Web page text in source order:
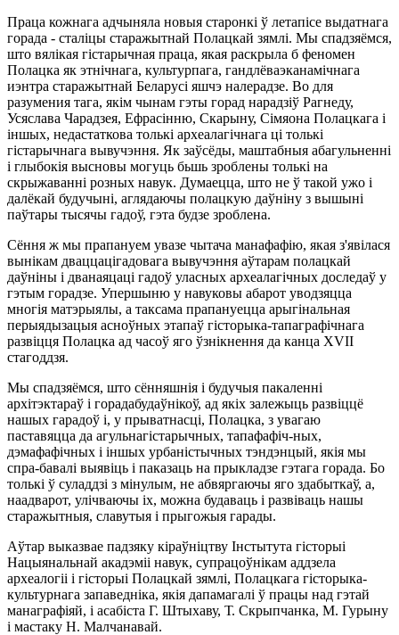
Праца кожнага адчыняла новыя старонкi ў летапiсе выдатнага
горада - сталiцы старажытнай Полацкай зямлi. Мы спадзяёмся,
што вялiкая гiстарычная праца, якая раскрыла б феномен
Полацка як этнiчнага, культурпага, гандлёваэканамiчнага
иэнтра старажытнай Беларусi яшчэ налерадзе. Во для
разумения тага, якiм чынам гэты горад нарадзiў Рагнеду,
Усяслава Чарадзея, Ефрасiнню, Скарыну, Сiмяона Полацкага i
iншых, недастаткова толькi археалагiчнага цi толькi
гiстарычнага вывучэння. Як заўсёды, маштабныя абагульненнi
i глыбокiя высновы могуць бьшь зроблены толькi на
скрыжаваннi розных навук. Думаецца, што не ў такой ужо i
далёкай будучынi, аглядаючы полацкую даўнiну з вышынi
паўтары тысячы гадоў, гэта будзе зроблена.
Сёння ж мы прапануем увазе чытача манафафiю, якая з'явiлася
вынiкам дваццацiгадовага вывучэння аўтарам полацкай
даўнiны i дванаяцацi гадоў уласных археалагiчных доследаў у
гэтым горадзе. Упершыню у навуковы абарот уводзяцца
многiя матэрыялы, а таксама прапануецца арыгiнальная
перыядызацыя асноўных этапаў гiсторыка-тапаграфiчнага
развiцця Полацка ад часоў яго ўзнiкнення да канца XVII
стагоддзя.
Мы спадзяёмся, што сённяшнiя i будучыя пакаленнi
архiтэктараў i горадабудаўнiкоў, ад якiх залежыць развiццё
нашых гарадоў i, у прыватнасцi, Полацка, з увагаю
паставяцца да агульнагiстарычных, тапафафiч-ных,
дэмафафiчных i iншых урбанiстычных тэндэнцый, якiя мы
спра-бавалi выявiць i паказаць на прыкладзе гэтага горада. Бо
толькi ў суладдзi з мiнулым, не абвяргаючы яго здабыткаў, а,
наадварот, улiчваючы iх, можна будаваць i развiваць нашы
старажытныя, славутыя i прыгожыя гарады.
Аўтар выказвае падзяку кiраўнiцтву Iнстытута гiсторыi
Нацыянальнай акадэмii навук, супрацоўнiкам аддзела
археалогii i гiсторыi Полацкай зямлi, Полацкага гiсторыка-
культурнага запаведнiка, якiя дапамагалi ў працы над гэтай
манаграфiяй, i асабiста Г. Штыхаву, Т. Скрыпчанка, М. Гурыну
i мастаку Н. Малчанавай.